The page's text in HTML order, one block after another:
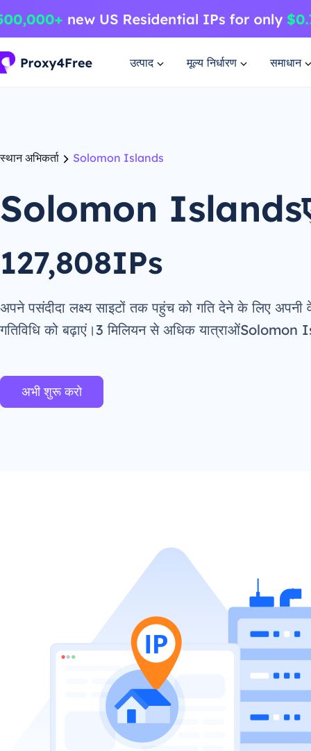
उत्पाद मूल्य निर्धारण समाधान
स्थान अभिकर्ता Solomon Islands
Solomon
127,808IPs
अपने पसंदीदा लक्ष्य साइटों तक पहुंच को गति देने के लिए अपनी
गतिविधि को बढ़ाएं।3 मिलियन से अधिक
अभी शुरू करो